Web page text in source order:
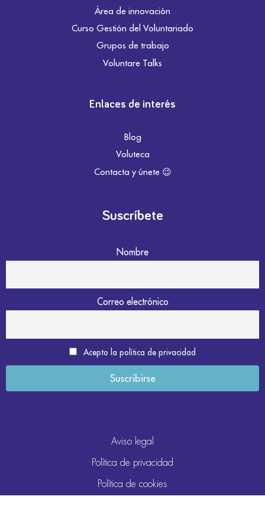
Área de innovación
Curso Gestión del Voluntariado
Grupos de trabajo
Voluntare Talks
Enlaces de interés
Blog
Voluteca
Contacta y únete 😉
Suscríbete
Nombre
Correo electrónico
Acepto la política de privacidad
Aviso legal
Política de privacidad
Política de cookies